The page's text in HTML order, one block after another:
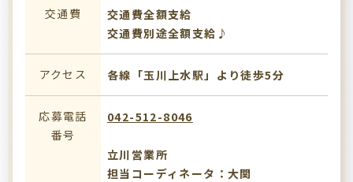
交通費
交通費全額支給
交通費別途全額支給♪
アクセス 各線「玉川上水駅」より徒歩5分
応募電話
番号
042-512-8046
立川営業所
担当コーディネータ：大関